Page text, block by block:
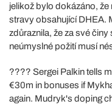
jelikož bylo dokázáno,
stravy obsahující DHEA.
zdůraznila, že za své
neúmyslné požití musí
????️ Sergei Palkin tells
€30m in bonuses if
again. Mudryk's doping